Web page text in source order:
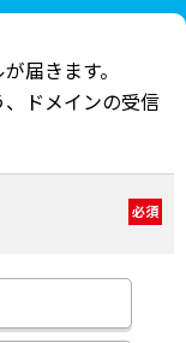
届きます。
ドメインの受信
必須